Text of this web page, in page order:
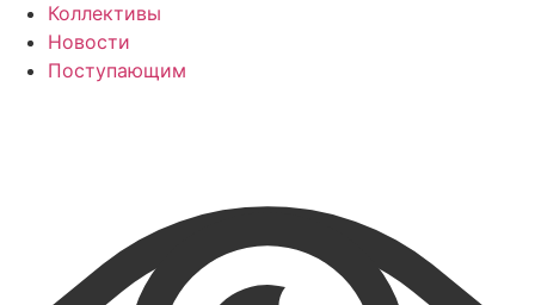
Коллективы
Новости
Поступающим